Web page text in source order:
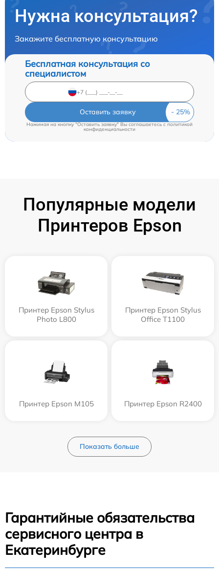
Нужна консультация?
Закажите бесплатную консультацию
Бесплатная консультация со
специалистом
Оставить заявку
Нажимая на кнопку "Оставить заявку" Вы соглашаетесь c политикой
конфиденциальности
Популярные модели
Принтеров Epson
Принтер Epson Stylus
Photo L800
Принтер Epson Stylus
Office T1100
Принтер Epson M105 Принтер Epson R2400
Показать больше
Гарантийные обязательства
сервисного центра в
Екатеринбурге